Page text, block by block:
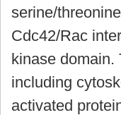
serine/
Cdc42/Rac
kinase domain.
including
activated